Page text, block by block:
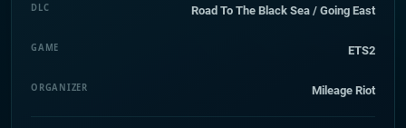
DLC Road To The Black Sea / Going East
GAME ETS2
ORGANIZER Mileage Riot